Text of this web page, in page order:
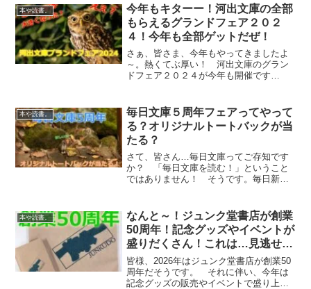
本や読書。
今年もキターー！河出文庫の全部
もらえるグランドフェア２０２
４！今年も全部ゲットだぜ！
さぁ、皆さま、今年もやってきましたよ
～。熱くてぶ厚い！ 河出文庫のグラン
ドフェア２０２４が今年も開催です
っていません。 そして、今年は…なん
と、５冊です！そして、もらえる...
本や読書。
毎日文庫５周年フェアってやって
る？オリジナルトートバックが当
たる？
さて、皆さん…毎日文庫ってご存知です
か？ 「毎日文庫を読む！」ということ
ではありません！ そうです。毎日新聞
すが、なんと創刊５周年だそうです～お
めでとうございます！ 毎...
本や読書。
なんと～！ジュンク堂書店が創業
50周年！記念グッズやイベントが
盛りだくさん！これは…見逃せな
い～。
皆様、2026年はジュンク堂書店が創業50
周年だそうです。 それに伴い、今年は
記念グッズの販売やイベントで盛り上が